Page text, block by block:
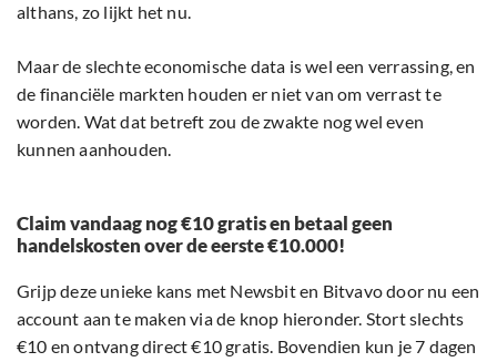
althans, zo lijkt het nu.
Maar de slechte economische data is wel een verrassing, en
de financiële markten houden er niet van om verrast te
worden. Wat dat betreft zou de zwakte nog wel even
kunnen aanhouden.
Claim vandaag nog €10 gratis en betaal geen
handelskosten over de eerste €10.000!
Grijp deze unieke kans met Newsbit en Bitvavo door nu een
account aan te maken via de knop hieronder. Stort slechts
€10 en ontvang direct €10 gratis. Bovendien kun je 7 dagen